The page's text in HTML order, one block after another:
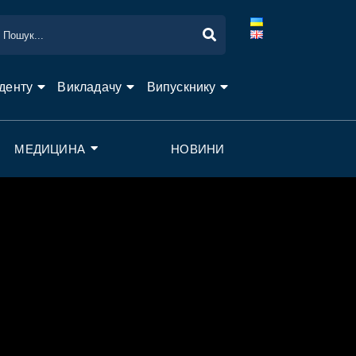
Викладачу Випускнику
МЕДИЦИНА НОВИНИ